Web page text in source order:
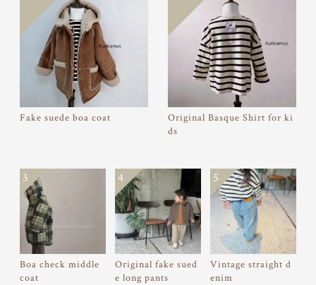
Fake suede boa coat
Original Basque Shirt for ki
ds
Boa check middle
coat
3
Original fake sued
e long pants
4
Vintage straight d
enim
5